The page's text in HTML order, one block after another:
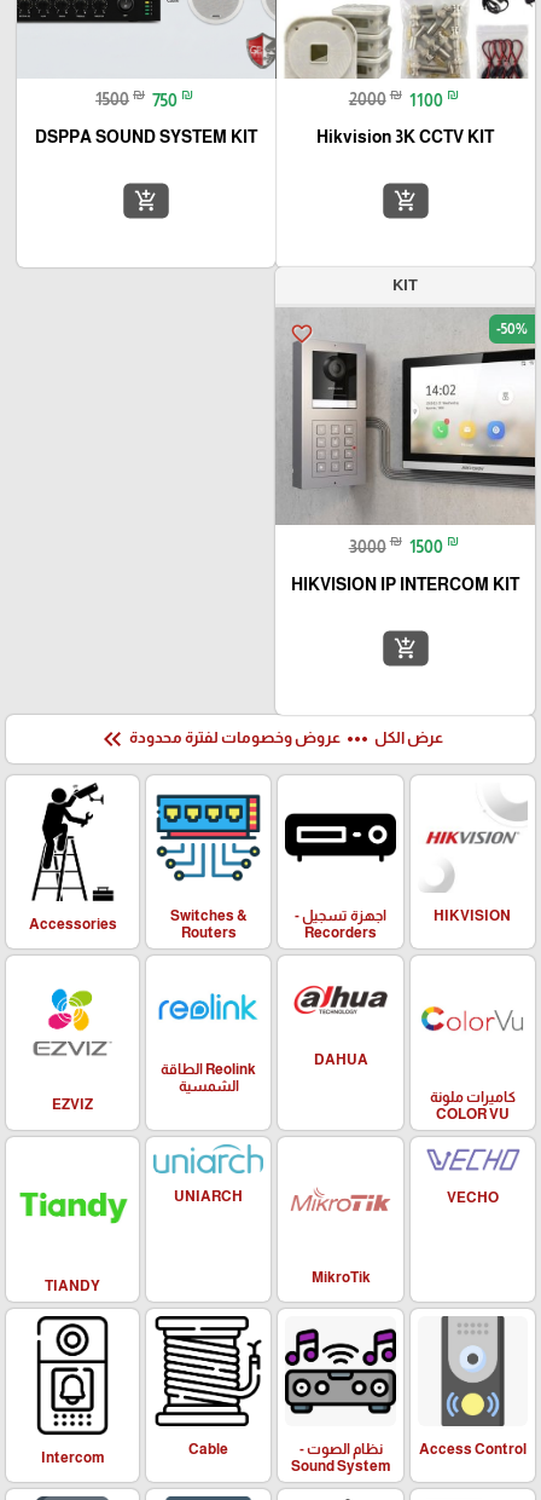
2000 ₪ 1100 ₪
Hikvision 3K CCTV KIT
add_shopping_cart
1500 ₪ 750 ₪
DSPPA SOUND SYSTEM KIT
add_shopping_cart
KIT
favorite_border -50%
3000 ₪ 1500 ₪
HIKVISION IP INTERCOM KIT
add_shopping_cart
عرض الكل more_horiz عروض وخصومات لفترة محدودة keyboard_double_arrow_left
HIKVISION
اجهزة تسجيل -
Recorders
Switches &
Routers
Accessories
كاميرات ملونة
COLOR VU
DAHUA
Reolink الطاقة
الشمسية
EZVIZ
VECHO
MikroTik
UNIARCH
TIANDY
Access Control
نظام الصوت -
Sound System
Cable
Intercom